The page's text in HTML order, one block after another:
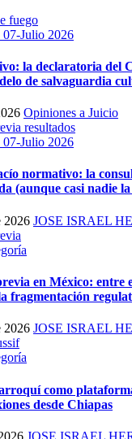
Julio 2026
la declaratoria del
de salvaguardia
Opiniones a Juicio
Julio 2026
normativo: la
(aunque casi nadie
2026 JOSE ISRAEL
en México: entre
fragmentación
2026 JOSE ISRAEL
como
desde Chiapas
JOSE ISRAEL